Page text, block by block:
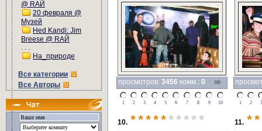
@ RAЙ
20 февраля @
Музей
Hed Kandi: Jim
Breese @ RAЙ
. . .
На_природе
Все категории
Все Авторы
просмотров: 3456 комм.: 0
1 2 3 4 5 6 7 8 9 10 1 2 3
10. ***** ***** 11.